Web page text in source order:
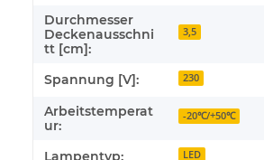
Durchmesser
Deckenausschni
tt [cm]:
3,5
Spannung [V]: 230
Arbeitstemperat
ur:
-20℃/+50℃
Lampentyp: LED